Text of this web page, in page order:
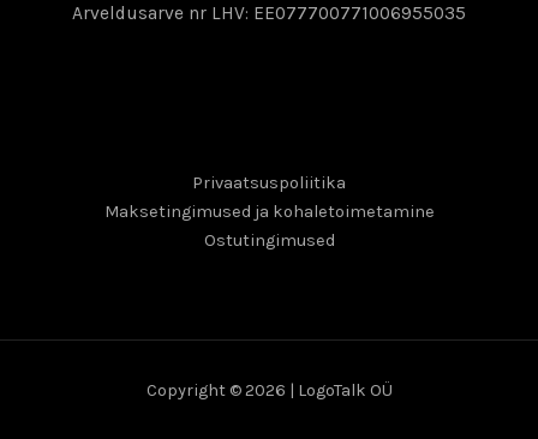
Arveldusarve nr LHV: EE077700771006955035
Privaatsuspoliitika
Maksetingimused ja kohaletoimetamine
Ostutingimused
Copyright © 2026 | LogoTalk OÜ